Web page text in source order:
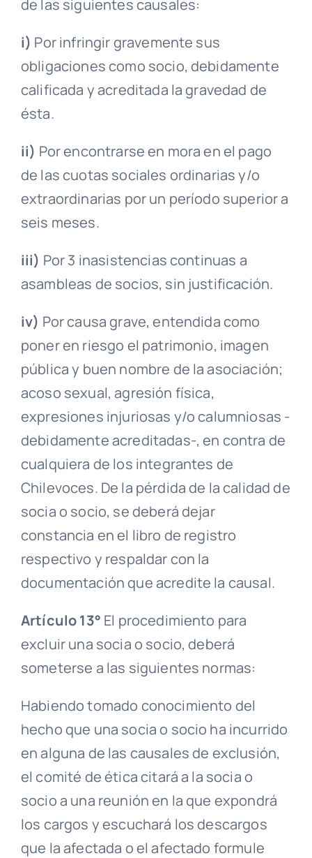
de las siguientescausales:
i) Por infringir gravemente sus
obligaciones como socio, debidamente
calificada yacreditada la gravedad de
ésta.
ii) Por encontrarse en moraen el pago
de las cuotas sociales ordinarias y/o
extraordinarias por un período superior a
seis meses.
iii) Por 3 inasistencias continuas a
asambleas de socios, sin justificación.
iv) Por causa grave, entendida como
poner en riesgo el patrimonio, imagen
pública y buen nombre de la asociación;
acoso sexual, agresión física,
expresiones injuriosas y/o calumniosas -
debidamenteacreditadas-, en contra de
cualquiera de los integrantes de
Chilevoces. De la pérdida de la calidad de
socia o socio, se deberá dejar
constancia en el libro de registro
respectivo y respaldar con la
documentación queacredite la causal.
Artículo 13° El procedimiento para
excluir una socia o socio, deberá
someterse a las siguientes normas:
Habiendo tomado conocimiento del
hecho que una socia o socio ha incurrido
en alguna de las causalesde exclusión,
elcomité de éticacitará a la socia o
socio a una reunión en la que expondrá
los cargos y escuchará los descargos
que la afectada o el afectado formule